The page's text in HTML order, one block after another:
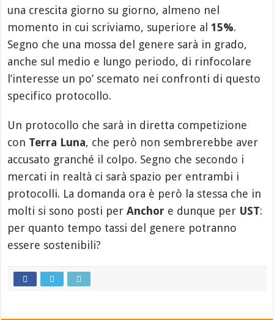
una crescita giorno su giorno, almeno nel
momento in cui scriviamo, superiore al15%.
Segno che una mossa del genere sarà in grado,
anche sul medio e lungo periodo, di rinfocolare
l’interesse un po’ scemato nei confronti di questo
specifico protocollo.
Un protocollo che sarà in diretta competizione
con Terra Luna, che però non sembrerebbe aver
accusato granché il colpo. Segno che secondo i
mercati in realtà ci sarà spazio per entrambi i
protocolli. La domanda ora è però la stessa che in
molti si sono posti perAnchor e dunque per UST:
per quanto tempo tassi del genere potranno
essere sostenibili?